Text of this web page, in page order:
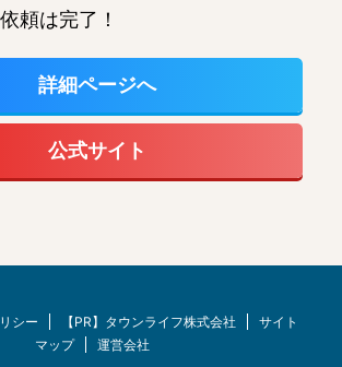
頼は完了！
詳細ページへ
公式サイト
シー 【PR】タウンライフ株式会社
サイト
マップ
運営会社